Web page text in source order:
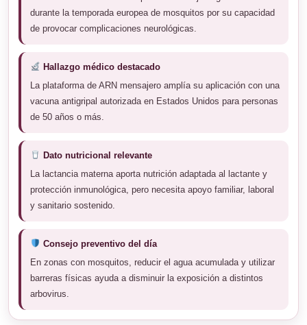
durante la temporada europea de mosquitos por su capacidad
de provocar complicaciones neurológicas.
Hallazgo médico destacado
La plataforma de ARN mensajero amplía su aplicación con una
vacuna antigripal autorizada en Estados Unidos para personas
de 50 años o más.
Dato nutricional relevante
La lactancia materna aporta nutrición adaptada al lactante y
protección inmunológica, pero necesita apoyo familiar, laboral
y sanitario sostenido.
Consejo preventivo del día
En zonas con mosquitos, reducir el agua acumulada y utilizar
barreras físicas ayuda a disminuir la exposición a distintos
arbovirus.